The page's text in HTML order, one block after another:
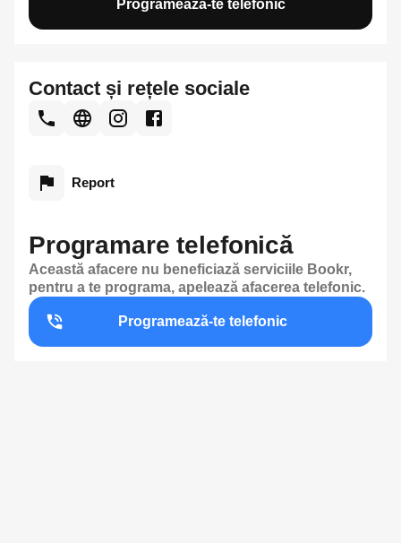
Programează-te telefonic
Programare telefonică
Această afacere nu beneficiază serviciile Bookr,
pentru a te programa, apelează afacerea telefonic.
Programează-te telefonic
Contact și rețele sociale
Report